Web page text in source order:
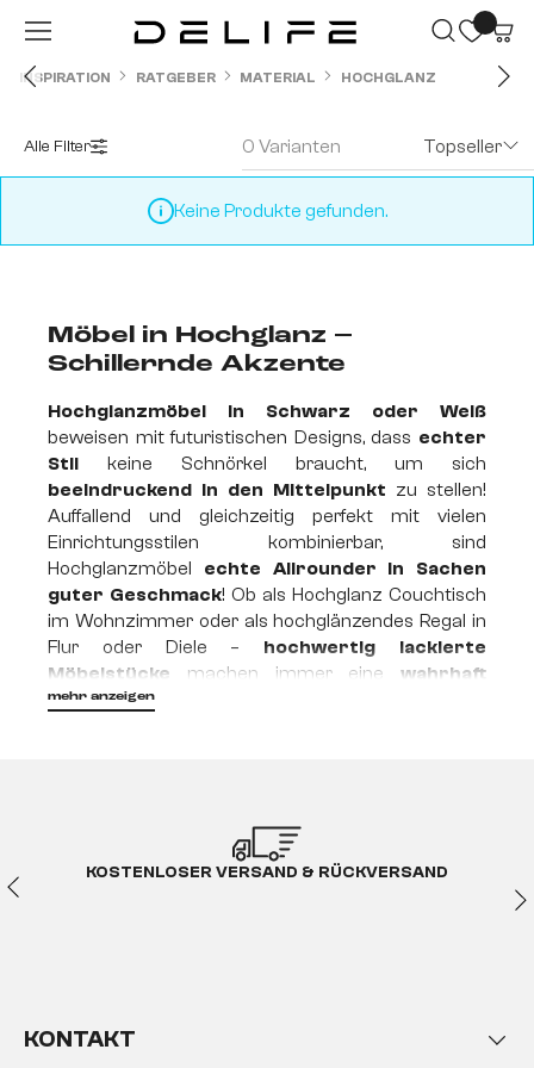
Zum Hauptinhalt springen
INSPIRATION RATGEBER MATERIAL HOCHGLANZ
Alle Filter 0 Varianten Topseller
Keine Produkte gefunden.
Möbel in Hochglanz –
Schillernde Akzente
Hochglanzmöbel in Schwarz oder Weiß
beweisen mit futuristischen Designs, dass echter
Stil keine Schnörkel braucht, um sich
beeindruckend in den Mittelpunkt zu stellen!
Auffallend und gleichzeitig perfekt mit vielen
Einrichtungsstilen kombinierbar, sind
Hochglanzmöbel echte Allrounder in Sachen
guter Geschmack! Ob als Hochglanz Couchtisch
im Wohnzimmer oder als hochglänzendes Regal in
Flur oder Diele – hochwertig lackierte
Möbelstücke machen immer eine wahrhaft
strahlende Figur
der modernen Möbelindustrie meist Acryllack) wird
mehr anzeigen
KOSTENLOSER VERSAND & RÜCKVERSAND
KONTAKT